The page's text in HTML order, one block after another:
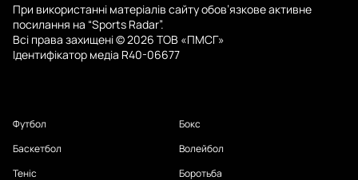
При використанні матеріалів сайту обов’язкове активне
посилання на “Sports Radar”.
Всі права захищені © 2026 ТОВ «ПМСГ»
Ідентифікатор медіа R40-06677
Футбол
Баскетбол
Теніс
Бокс
Волейбол
Боротьба